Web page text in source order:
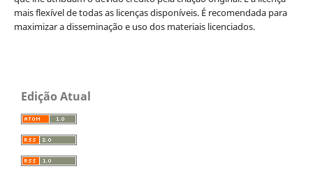
mais flexível de todas as licenças disponíveis. É recomendada para
maximizar a disseminação e uso dos materiais licenciados.
Edição Atual